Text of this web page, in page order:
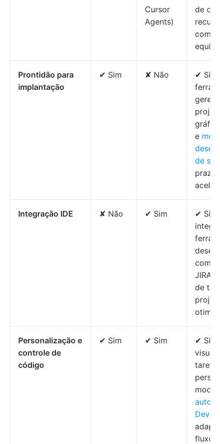
Cursor
Agents)
de
equipe
Prontidão para
implantação
✔ Sim ✘ Não
✔ Sim
e
de
Integração IDE ✘ Não ✔ Sim
✔ Sim
como
JIRA
de
Personalização e
controle de
código
✔ Sim ✔ Sim
✔ Sim
fluxo